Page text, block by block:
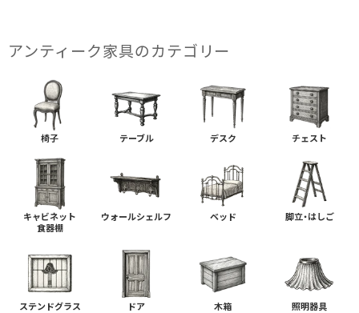
アンティーク家具の​カテゴリー
椅子 テーブル デスク チェスト
キャビネット
食器棚
ウォールシェルフ ベッド 脚立・はしご
ステンドグラス ドア 木箱 照明器具